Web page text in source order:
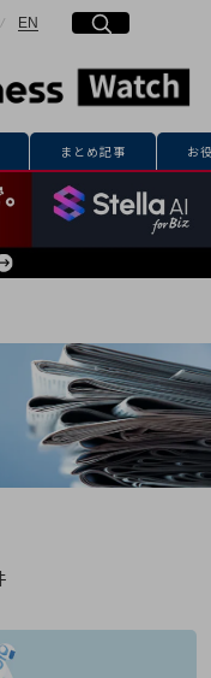
ステムです。
本語
ENEnglish
検索する
まとめ記事 お